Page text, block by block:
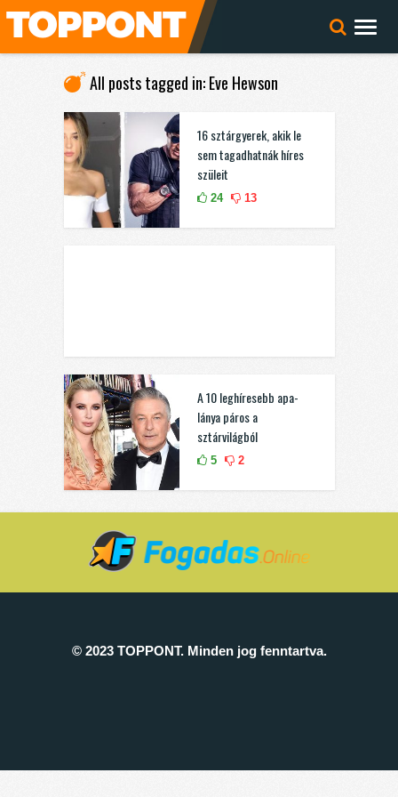
All posts tagged in: Eve Hewson
16 sztárgyerek, akik le
sem tagadhatnák híres
szüleit
24 13
A 10 leghíresebb apa-
lánya páros a
sztárvilágból
5 2
© 2023 TOPPONT. Minden jog fenntartva.